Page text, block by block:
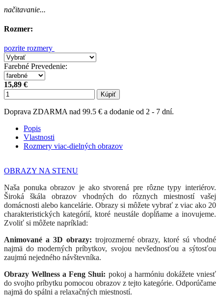
načitavanie...
Rozmer:
pozrite rozmery
Farebné Prevedenie:
15,89 €
Kúpiť
Doprava ZDARMA nad 99.5 € a dodanie od 2 - 7 dní.
Popis
Vlastnosti
Rozmery viac-dielných obrazov
OBRAZY NA STENU
Naša ponuka obrazov je ako stvorená pre rôzne typy interiérov.
Široká škála obrazov vhodných do rôznych miestností vašej
domácnosti alebo kancelárie. Obrazy si môžete vybrať z viac ako 20
charakteristických kategórií, ktoré neustále dopĺňame a inovujeme.
Zvoliť si môžete napríklad:
Animované a 3D obrazy: trojrozmerné obrazy, ktoré sú vhodné
najmä do moderných príbytkov, svojou nevšednosťou a sýtosťou
zaujmú nejedného návštevníka.
Obrazy Wellness a Feng Shui: pokoj a harmóniu dokážete vniesť
do svojho príbytku pomocou obrazov z tejto kategórie. Odporúčame
najmä do spálni a relaxačných miestností.